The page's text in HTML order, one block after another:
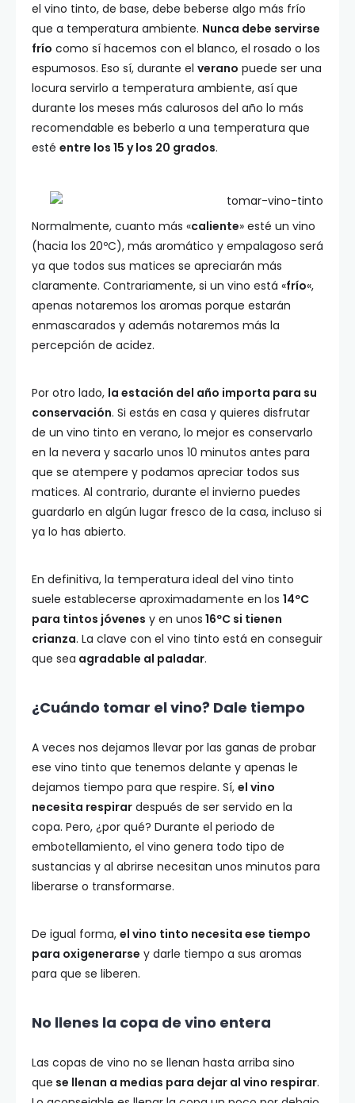
el vino tinto, de base, debe beberse algo más frío
que a temperatura ambiente. Nunca debe servirse
frío como sí hacemos con el blanco, el rosado o los
espumosos. Eso sí, durante el verano puede ser una
locura servirlo a temperatura ambiente, así que
durante los meses más calurosos del año lo más
recomendable es beberlo a una temperatura que
esté entre los 15 y los 20 grados.
Normalmente, cuanto más «caliente» esté un vino
(hacia los 20ºC), más aromático y empalagoso será
ya que todos sus matices se apreciarán más
claramente. Contrariamente, si un vino está «frío«,
apenas notaremos los aromas porque estarán
enmascarados y además notaremos más la
percepción de acidez.
Por otro lado, la estación del año importa para su
conservación. Si estás en casa y quieres disfrutar
de un vino tinto en verano, lo mejor es conservarlo
en la nevera y sacarlo unos 10 minutos antes para
que se atempere y podamos apreciar todos sus
matices. Al contrario, durante el invierno puedes
guardarlo en algún lugar fresco de la casa, incluso si
ya lo has abierto.
En definitiva, la temperatura ideal del vino tinto
suele establecerse aproximadamente en los 14ºC
para tintos jóvenes y en unos 16ºC si tienen
crianza. La clave con el vino tinto está en conseguir
que sea agradable al paladar.
¿Cuándo tomar el vino? Dale tiempo
A veces nos dejamos llevar por las ganas de probar
ese vino tinto que tenemos delante y apenas le
dejamos tiempo para que respire. Sí, el vino
necesita respirar después de ser servido en la
copa. Pero, ¿por qué? Durante el periodo de
embotellamiento, el vino genera todo tipo de
sustancias y al abrirse necesitan unos minutos para
liberarse o transformarse.
De igual forma, el vino tinto necesita ese tiempo
para oxigenerarse y darle tiempo a sus aromas
para que se liberen.
No llenes la copa de vino entera
Las copas de vino no se llenan hasta arriba sino
que se llenan a medias para dejar al vino respirar.